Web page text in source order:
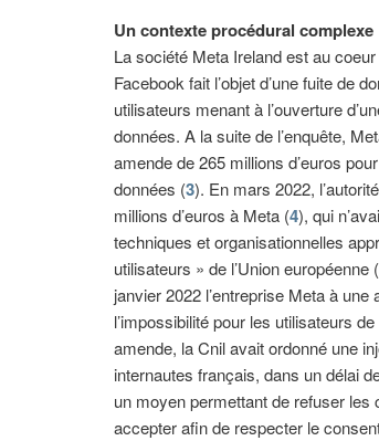
Un contexte procédural complexe
La société Meta Ireland est au
Facebook fait l’objet d’une fuite de
utilisateurs menant à l’ouverture
données. A la suite de l’enquête,
amende de 265 millions d’euros
données (3). En mars 2022,
millions d’euros à Meta (4), qui
techniques et organisationnelles
utilisateurs » de l’Union
janvier 2022 l’entreprise Meta à
l’impossibilité pour les utilisateurs
amende, la Cnil avait ordonné une
internautes français, dans un délai
un moyen permettant de refuser
accepter afin de respecter le